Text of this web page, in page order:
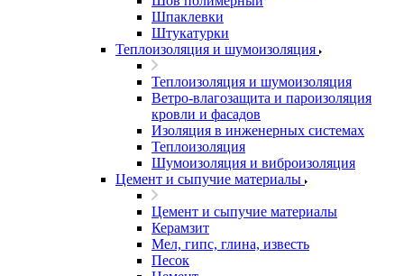
Шпаклевки
Штукатурки
Теплоизоляция и шумоизоляция
Теплоизоляция и шумоизоляция
Ветро-влагозащита и пароизоляция
кровли и фасадов
Изоляция в инженерных системах
Теплоизоляция
Шумоизоляция и виброизоляция
Цемент и сыпучие материалы
Цемент и сыпучие материалы
Керамзит
Мел, гипс, глина, известь
Песок